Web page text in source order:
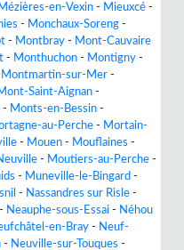
Mézières-en-Vexin - Mieuxcé -
- Monchaux-Soreng -
- Montbray - Mont-Cauvaire
- Monthuchon - Montigny -
Montmartin-sur-Mer -
Saint-Aignan -
- Monts-en-Bessin -
au-Perche - Mortain-
- Mouen - Mouflaines -
- Moutiers-au-Perche -
- Muneville-le-Bingard -
- Nassandres sur Risle -
- Neauphe-sous-Essai - Néhou
en-Bray - Neuf-
- Neuville-sur-Touques -